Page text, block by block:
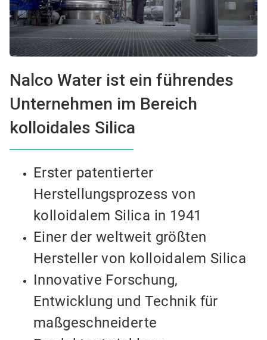
Nalco Water ist ein führendes
Unternehmen im Bereich
kolloidales Silica
Erster patentierter
Herstellungsprozess von
kolloidalem Silica in 1941
Einer der weltweit größten
Hersteller von kolloidalem Silica
Innovative Forschung,
Entwicklung und Technik für
maßgeschneiderte